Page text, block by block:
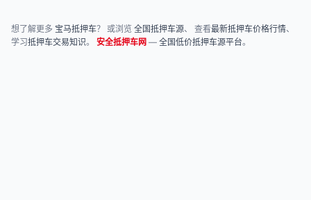
想了解更多 宝马抵押车？ 或浏览 全国抵押车源、 查看最新抵押车价格行情、
学习抵押车交易知识。 安全抵押车网 — 全国低价抵押车源平台。